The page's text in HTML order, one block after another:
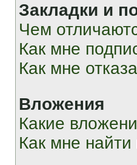
Закладки и
Чем
Как мне
Как мне
Вложения
Какие
Как мне